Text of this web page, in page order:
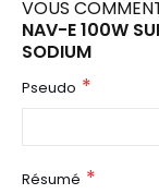
VOUS
NAV-E 100W
SODIUM
Pseudo
Résumé